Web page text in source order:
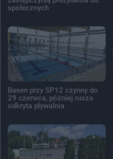
społecznych
Basen przy SP12 czynny do
29 czerwca, później rusza
odkryta pływalnia